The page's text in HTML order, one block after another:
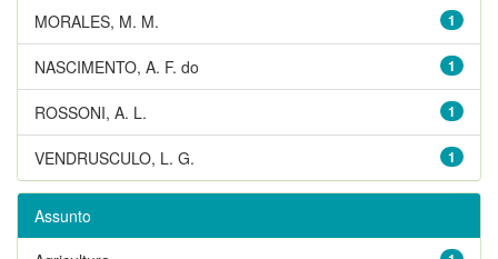
1
MORALES, M. M.
1
NASCIMENTO, A. F. do
1
ROSSONI, A. L.
1
VENDRUSCULO, L. G.
Assunto